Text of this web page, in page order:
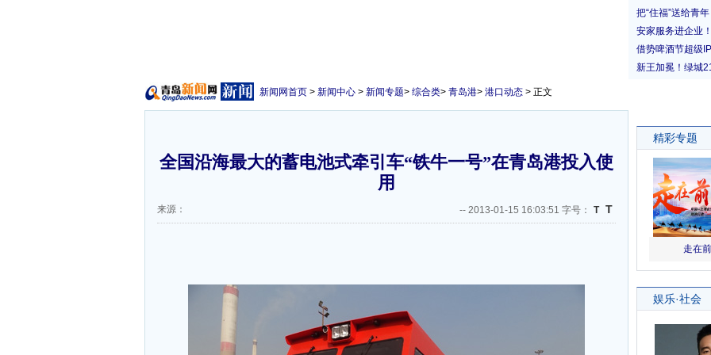
新闻网首页 > 新闻中心 > 新闻专题> 综合类> 青岛港> 港口动态 > 正文
全国沿海最大的蓄电池式牵引车“铁牛一号”在青岛港投入使
用
来源： -- 2013-01-15 16:03:51 字号： T T